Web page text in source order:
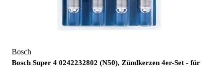
Bosch
Bosch Super 4 0242232802 (N50), Zündkerzen 4er-Set - für